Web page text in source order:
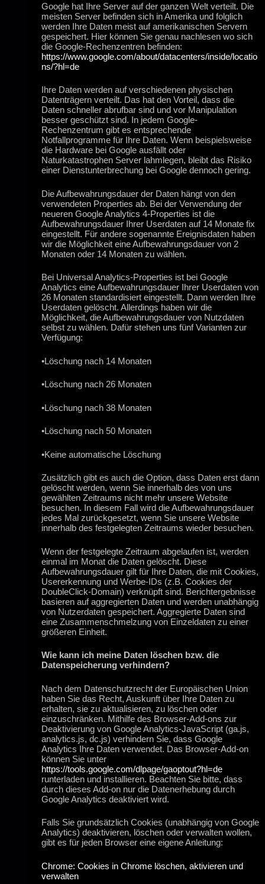
Google hat Ihre Server auf der ganzen Welt verteilt. Die
meisten Server befinden sich in Amerika und folglich
werden Ihre Daten meist auf amerikanischen Servern
gespeichert. Hier können Sie genau nachlesen wo sich
die Google-Rechenzentren befinden:
https://www.google.com/about/datacenters/inside/locatio
ns/?hl=de
Ihre Daten werden auf verschiedenen physischen
Datenträgern verteilt. Das hat den Vorteil, dass die
Daten schneller abrufbar sind und vor Manipulation
besser geschützt sind. In jedem Google-
Rechenzentrum gibt es entsprechende
Notfallprogramme für Ihre Daten. Wenn beispielsweise
die Hardware bei Google ausfällt oder
Naturkatastrophen Server lahmlegen, bleibt das Risiko
einer Dienstunterbrechung bei Google dennoch gering.
Die Aufbewahrungsdauer der Daten hängt von den
verwendeten Properties ab. Bei der Verwendung der
neueren Google Analytics 4-Properties ist die
Aufbewahrungsdauer Ihrer Userdaten auf 14 Monate fix
eingestellt. Für andere sogenannte Ereignisdaten haben
wir die Möglichkeit eine Aufbewahrungsdauer von 2
Monaten oder 14 Monaten zu wählen.
Bei Universal Analytics-Properties ist bei Google
Analytics eine Aufbewahrungsdauer Ihrer Userdaten von
26 Monaten standardisiert eingestellt. Dann werden Ihre
Userdaten gelöscht. Allerdings haben wir die
Möglichkeit, die Aufbewahrungsdauer von Nutzdaten
selbst zu wählen. Dafür stehen uns fünf Varianten zur
Verfügung:
•Löschung nach 14 Monaten
•Löschung nach 26 Monaten
•Löschung nach 38 Monaten
•Löschung nach 50 Monaten
•Keine automatische Löschung
Zusätzlich gibt es auch die Option, dass Daten erst dann
gelöscht werden, wenn Sie innerhalb des von uns
gewählten Zeitraums nicht mehr unsere Website
besuchen. In diesem Fall wird die Aufbewahrungsdauer
jedes Mal zurückgesetzt, wenn Sie unsere Website
innerhalb des festgelegten Zeitraums wieder besuchen.
Wenn der festgelegte Zeitraum abgelaufen ist, werden
einmal im Monat die Daten gelöscht. Diese
Aufbewahrungsdauer gilt für Ihre Daten, die mit Cookies,
Usererkennung und Werbe-IDs (z.B. Cookies der
DoubleClick-Domain) verknüpft sind. Berichtergebnisse
basieren auf aggregierten Daten und werden unabhängig
von Nutzerdaten gespeichert. Aggregierte Daten sind
eine Zusammenschmelzung von Einzeldaten zu einer
größeren Einheit.
Wie kann ich meine Daten löschen bzw. die
Datenspeicherung verhindern?
Nach dem Datenschutzrecht der Europäischen Union
haben Sie das Recht, Auskunft über Ihre Daten zu
erhalten, sie zu aktualisieren, zu löschen oder
einzuschränken. Mithilfe des Browser-Add-ons zur
Deaktivierung von Google Analytics-JavaScript (ga.js,
analytics.js, dc.js) verhindern Sie, dass Google
Analytics Ihre Daten verwendet. Das Browser-Add-on
können Sie unter
https://tools.google.com/dlpage/gaoptout?hl=de
runterladen und installieren. Beachten Sie bitte, dass
durch dieses Add-on nur die Datenerhebung durch
Google Analytics deaktiviert wird.
Falls Sie grundsätzlich Cookies (unabhängig von Google
Analytics) deaktivieren, löschen oder verwalten wollen,
gibt es für jeden Browser eine eigene Anleitung:
Chrome: Cookies in Chrome löschen, aktivieren und
verwalten